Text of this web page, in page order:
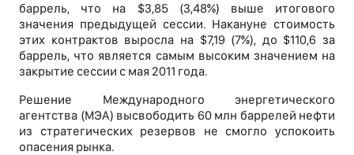
баррель, что на $3,85 (3,48%) выше итогового
значения предыдущей сессии. Накануне стоимость
этих контрактов выросла на $7,19 (7%), до $110,6 за
баррель, что является самым высоким значением на
закрытие сессии с мая 2011 года.
Решение Международного энергетического
агентства (МЭА) высвободить 60 млн баррелей нефти
из стратегических резервов не смогло успокоить
опасения рынка.